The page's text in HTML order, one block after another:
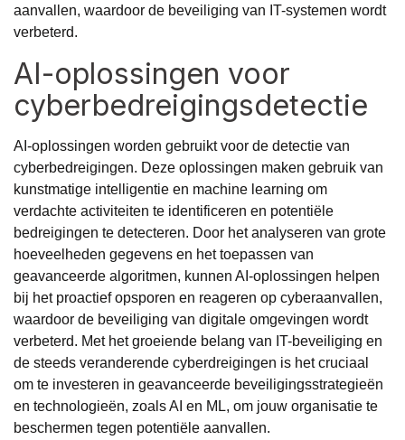
aanvallen, waardoor de beveiliging van IT-systemen wordt
verbeterd.
AI-oplossingen voor
cyberbedreigingsdetectie
AI-oplossingen worden gebruikt voor de detectie van
cyberbedreigingen. Deze oplossingen maken gebruik van
kunstmatige intelligentie en machine learning om
verdachte activiteiten te identificeren en potentiële
bedreigingen te detecteren. Door het analyseren van grote
hoeveelheden gegevens en het toepassen van
geavanceerde algoritmen, kunnen AI-oplossingen helpen
bij het proactief opsporen en reageren op cyberaanvallen,
waardoor de beveiliging van digitale omgevingen wordt
verbeterd. Met het groeiende belang van IT-beveiliging en
de steeds veranderende cyberdreigingen is het cruciaal
om te investeren in geavanceerde beveiligingsstrategieën
en technologieën, zoals AI en ML, om jouw organisatie te
beschermen tegen potentiële aanvallen.